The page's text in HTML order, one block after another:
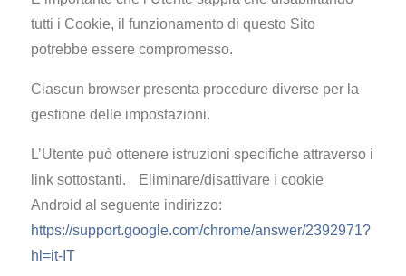
tutti i Cookie, il funzionamento di questo Sito
potrebbe essere compromesso.
Ciascun browser presenta procedure diverse per la
gestione delle impostazioni.
L’Utente può ottenere istruzioni specifiche attraverso i
link sottostanti. Eliminare/disattivare i cookie
Android al seguente indirizzo:
https://support.google.com/chrome/answer/2392971?
hl=it-IT